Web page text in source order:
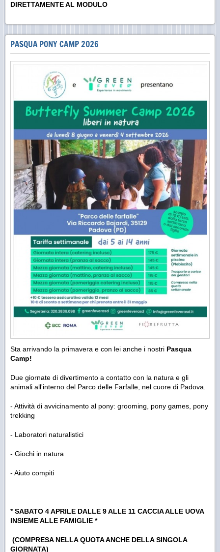
DIRETTAMENTE AL MODULO
PASQUA PONY CAMP 2026
Sta arrivando la primavera e con lei anche i nostri Pasqua
Camp!
Due giornate di divertimento a contatto con la natura e gli
animali all'interno del Parco delle Farfalle, nel cuore di Padova.
- Attività di avvicinamento al pony: grooming, pony games, pony
trekking
- Laboratori naturalistici
- Giochi in natura
- Aiuto compiti
* SABATO 4 APRILE DALLE 9 ALLE 11 CACCIA ALLE UOVA
INSIEME ALLE FAMIGLIE *
(COMPRESA NELLA QUOTA ANCHE DELLA SINGOLA
GIORNATA)